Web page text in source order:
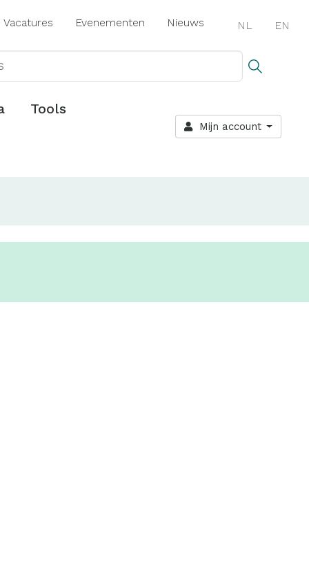
Vacatures Evenementen Nieuws NL EN
Tools
Mijn account